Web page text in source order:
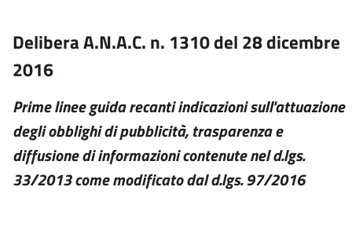
Delibera A.N.A.C. n. 1310 del 28 dicembre
2016
Prime linee guida recanti indicazioni sull'attuazione
degli obblighi di pubblicità, trasparenza e
diffusione di informazioni contenute nel d.lgs.
33/2013 come modificato dal d.lgs. 97/2016